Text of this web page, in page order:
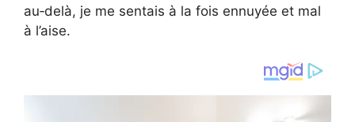
au‑delà, je me sentais à la fois ennuyée et mal
à l’aise.